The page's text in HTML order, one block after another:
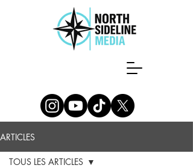
ARTICLES
TOUS LES ARTICLES